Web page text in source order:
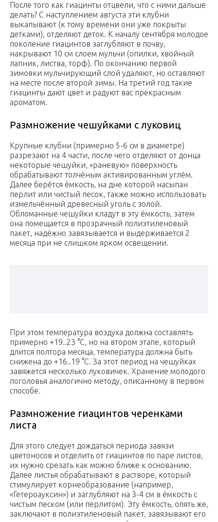
После того как гиацинты отцвели, что с ними дальше
делать? С наступлением августа эти клубни
выкапывают (к тому времени они уже покрыты
детками), отделяют деток. К началу сентября молодое
поколение гиацинтов заглубляют в почву,
накрывают 10 см слоем мульчи (опилки, хвойный
лапник, листва, торф). По окончанию первой
зимовки мульчирующий слой удаляют, но оставляют
на месте после второй зимы. На третий год такие
гиацинты дают цвет и радуют вас прекрасным
ароматом.
Размножение чешуйками с луковиц
Крупные клубни (примерно 5-6 см в диаметре)
разрезают на 4 части, после чего отделяют от донца
некоторые чешуйки, «раневую» поверхность
обрабатывают толчёным активированным углём.
Далее берётся ёмкость, на дне которой насыпан
перлит или чистый песок, также можно использовать
измельчённый древесный уголь с золой.
Обломанные чешуйки кладут в эту ёмкость, затем
она помещается в прозрачный полиэтиленовый
пакет, надёжно завязывается и выдерживается 2
месяца при не слишком ярком освещении.
При этом температура воздуха должна составлять
примерно +19..23 °С, но на втором этапе, который
длится полтора месяца, температура должна быть
снижена до +16..19 °С. За этот период на чешуйках
завяжется несколько луковичек. Хранение молодого
поголовья аналогично методу, описанному в первом
способе.
Размножение гиацинтов черенками
листа
Для этого следует дождаться периода завязи
цветоносов и отделить от гиацинтов по паре листов,
их нужно срезать как можно ближе к основанию.
Далее листья обрабатывают в растворе, который
стимулирует корнеобразование (например,
«Гетероауксин») и заглубляют на 3-4 см в ёмкость с
чистым песком (или перлитом). Эту ёмкость, опять же,
заключают в полиэтиленовый пакет, завязывают его